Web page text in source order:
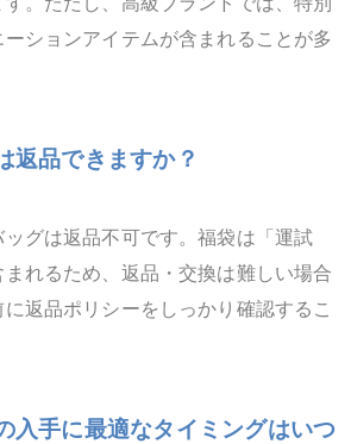
ションアイテムが含まれることが多
返品できますか？
グは返品不可です。福袋は「運試
れるため、返品・交換は難しい場合
返品ポリシーをしっかり確認するこ
入手に最適なタイミングはいつ